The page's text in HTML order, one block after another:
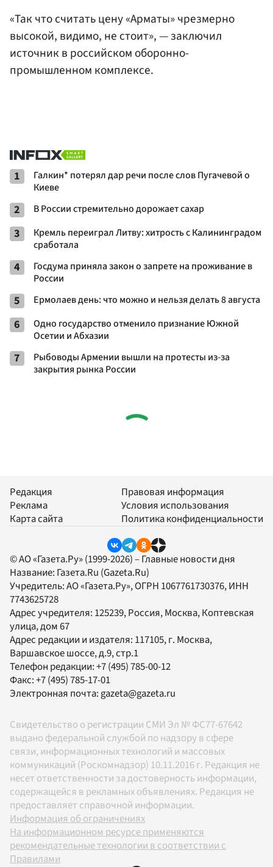
«Так что считать цену «Арматы» чрезмерно
высокой, видимо, не стоит», — заключил
источник в российском оборонно-
промышленном комплексе.
1
Галкин* потерял дар речи после слов Пугачевой о
Киеве
2 В России стремительно дорожает сахар
3
Кремль переиграл Литву: хитрость с Калининградом
сработала
4
Госдума приняла закон о запрете на проживание в
России
5 Ермолаев день: что можно и нельзя делать 8 августа
6
Одно государство отменило признание Южной
Осетии и Абхазии
7
Рыбоводы Армении вышли на протесты из-за
закрытия рынка России
Редакция
Реклама
Карта сайта
Правовая информация
Условия использования
Политика конфиденциальности
© АО «Газета.Ру» (1999-2026) – Главные новости дня
Название: Газета.Ru (Gazeta.Ru)
Учредитель:АО «Газета.Ру», ОГРН 1067761730376, ИНН
7743625728
Адрес учредителя: 125239, Россия, Москва, Коптевская
улица, дом 67
Адрес редакции и издателя: 117105, г. Москва,
Варшавское шоссе, д.9, стр.1
Телефон редакции:+7 (495) 785-00-12
Факс:+7 (495) 785-17-01
Электронная почта:gazeta@gazeta.ru
Свидетельство о регистрации СМИ Эл № ФС77-67642
выдано федеральной службой по надзору в сфере
связи, информационных технологий и массовых
коммуникаций (Роскомнадзор) 10.11.2016 г. Редакция не
несет ответственности за достоверность информации,
содержащейся в рекламных объявлениях. Редакция не
предоставляет справочной информации.
Информация об ограничениях
На информационном ресурсе применяются
рекомендательные технологии в соответствии с
Правилами